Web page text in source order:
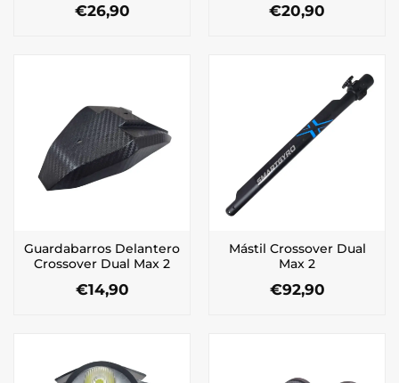
€26,90 €20,90
Guardabarros Delantero
Crossover Dual Max 2
€14,90
Mástil Crossover Dual
Max 2
€92,90